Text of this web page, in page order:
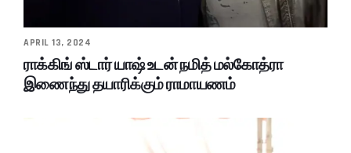
APRIL 13, 2024
ராக்கிங் ஸ்டார் யாஷ் உடன் நமித் மல்கோத்ரா
இணைந்து தயாரிக்கும் ராமாயணம்